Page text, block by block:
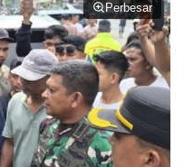
Perbesar